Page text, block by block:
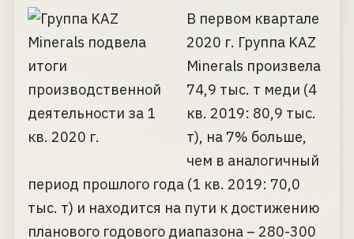
В первом квартале
2020 г. Группа KAZ
Minerals произвела
74,9 тыс. т меди (4
кв. 2019: 80,9 тыс.
т), на 7% больше,
чем в аналогичный
период прошлого года (1 кв. 2019: 70,0
тыс. т) и находится на пути к достижению
планового годового диапазона – 280-300